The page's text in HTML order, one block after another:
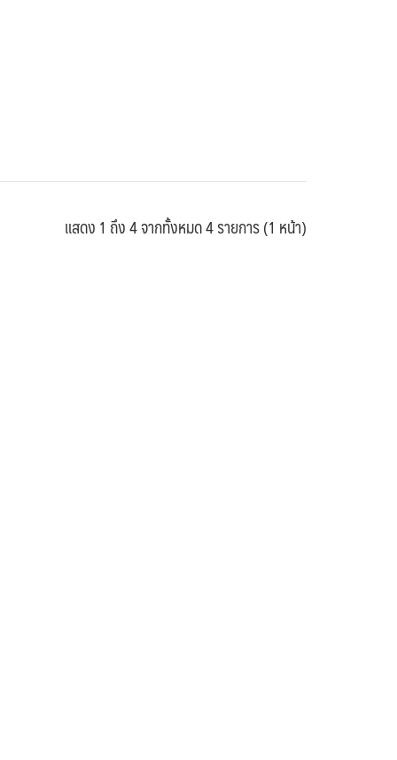
แสดง 1 ถึง 4 จากทั้งหมด 4 รายการ (1 หน้า)